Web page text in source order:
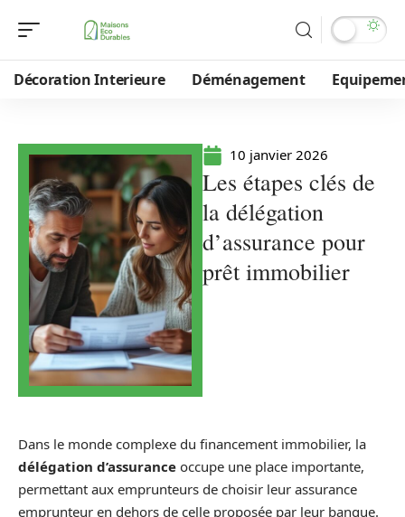
Décoration Interieure Déménagement
10 janvier 2026
Les étapes clés de
la délégation
d’assurance pour
prêt immobilier
Dans le monde complexe du financement immobilier, la
délégation d’assurance occupe une place importante,
permettant aux emprunteurs de choisir leur assurance
emprunteur en dehors de celle proposée par leur banque.